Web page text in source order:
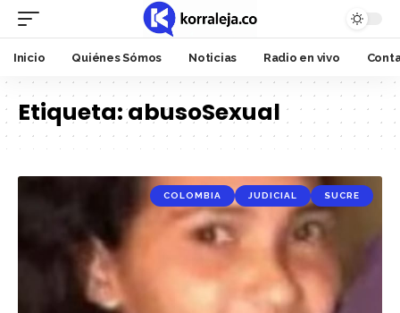
Inicio Quiénes Sómos Noticias Radio en vivo
Etiqueta:abusoSexual
COLOMBIA JUDICIAL SUCRE